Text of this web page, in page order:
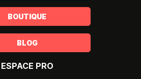
BOUTIQUE
BLOG
ESPACE PRO